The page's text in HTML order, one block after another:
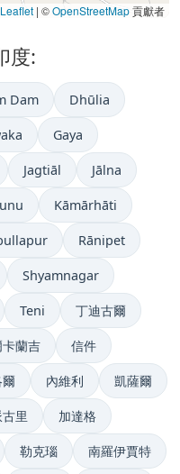
Leaflet | ©OpenStreetMap貢獻者
度:
Dam Dhūlia
Gaya
Jagtiāl Jālna
Kāmārhāti
Rānipet
Shyamnagar
Teni 丁迪古爾
蘭吉 信件
爾 內維利 凱薩爾
里 加達格
勒克瑙 南羅伊賈特